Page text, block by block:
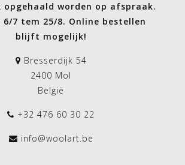
opgehaald worden op afspraak.
6/7 tem 25/8. Online bestellen
blijft mogelijk!
Bresserdijk 54
2400 Mol
België
+32 476 60 30 22
info@woolart.be